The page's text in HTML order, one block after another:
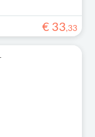
€ 33,33